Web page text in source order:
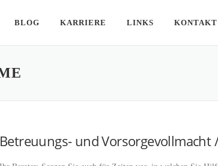
BLOG KARRIERE LINKS KONTAKT
Betreuungs- und